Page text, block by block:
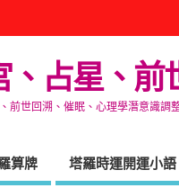
占星、
前世回溯、催眠、心理學潛意識
算牌 塔羅時運開運小語